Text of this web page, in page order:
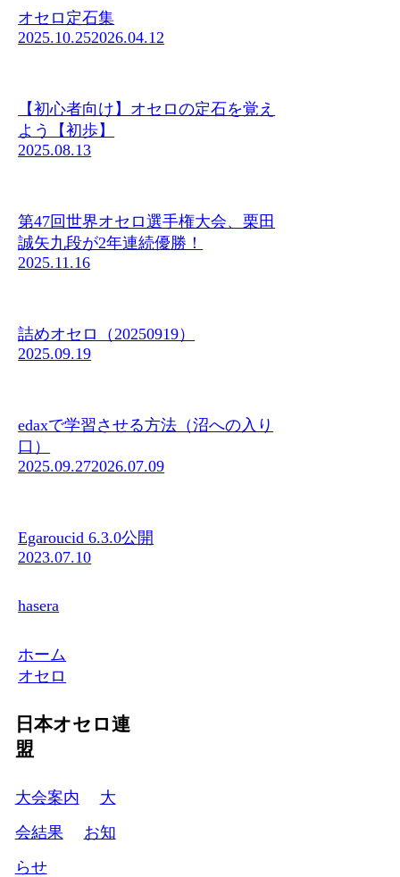
オセロ定石集
2025.10.252026.04.12
【初心者向け】オセロの定石を覚え
よう【初歩】
2025.08.13
第47回世界オセロ選手権大会、栗田
誠矢九段が2年連続優勝！
2025.11.16
詰めオセロ（20250919）
2025.09.19
edaxで学習させる方法（沼への入り
口）
2025.09.272026.07.09
Egaroucid 6.3.0公開
2023.07.10
hasera
ホーム
オセロ
日本オセロ連
盟
大会案内
大
会結果
お知
らせ